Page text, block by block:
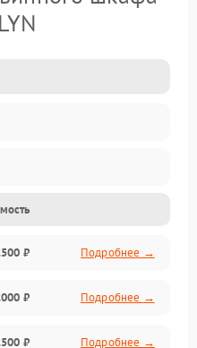
₽ Подробнее →
₽ Подробнее →
₽ Подробнее →